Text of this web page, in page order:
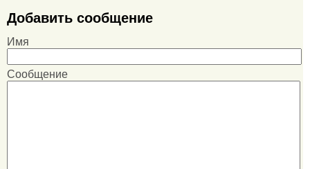
Добавить сообщение
Имя
Сообщение